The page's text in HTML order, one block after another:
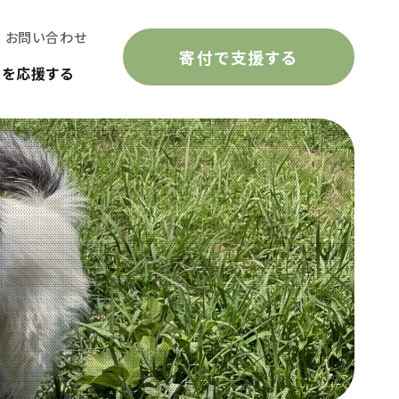
お問い合わせ
応援する
寄付で支援する